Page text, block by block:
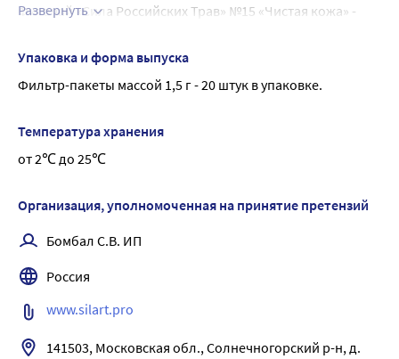
Фиточай «Сила Российских Трав» №15 «Чистая кожа» -
разработанный для поддержания здорового состояния
кожи. Благодаря противовоспалительным, очищающим
и укрепляющим свойствам трав, чай помогает
улучшает кровообращение и обмен веществ, выводит
токсины и нормализует состояние кожных покровов.
Шиповник обладает поливитаминным, противоотечным
силы организма. Зверобой является регулятором
внутриклеточных реакций, улучшает обмен веществ,
способствует восстановлению кожи. Ромашка
успокаивает кожу, снимает раздражения, ускоряет
Череда уменьшает кожные проявления (прыщи,
Развернуть
Упаковка и форма выпуска
Фильтр-пакеты массой 1,5 г - 20 штук в упаковке.
Температура хранения
от 2℃ до 25℃
Организация, уполномоченная на принятие претензий
Бомбал С.В. ИП
Россия
www.silart.pro
141503, Московская обл., Солнечногорский р-н, д.